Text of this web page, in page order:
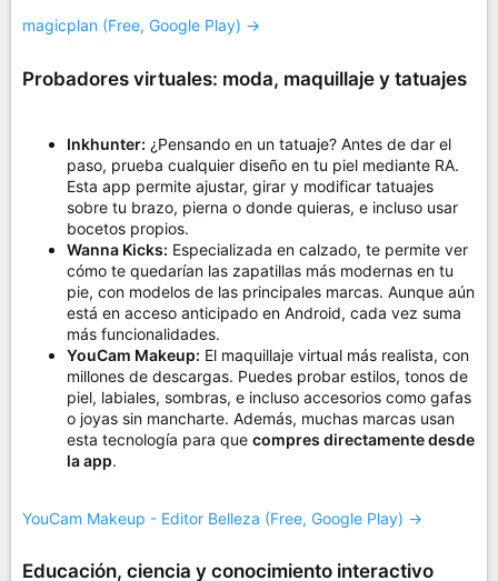
magicplan (Free, Google Play) →
Probadores virtuales: moda, maquillaje y tatuajes
Inkhunter: ¿Pensando en un tatuaje? Antes de dar el
paso, prueba cualquier diseño en tu piel mediante RA.
Esta app permite ajustar, girar y modificar tatuajes
sobre tu brazo, pierna o donde quieras, e incluso usar
bocetos propios.
Wanna Kicks: Especializada en calzado, te permite ver
cómo te quedarían las zapatillas más modernas en tu
pie, con modelos de las principales marcas. Aunque aún
está en acceso anticipado en Android, cada vez suma
más funcionalidades.
YouCam Makeup: El maquillaje virtual más realista, con
millones de descargas. Puedes probar estilos, tonos de
piel, labiales, sombras, e incluso accesorios como gafas
o joyas sin mancharte. Además, muchas marcas usan
esta tecnología para que compres directamente desde
la app.
YouCam Makeup - Editor Belleza (Free, Google Play) →
Educación, ciencia y conocimiento interactivo